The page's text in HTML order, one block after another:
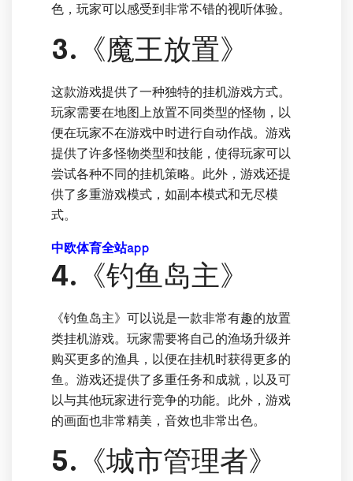
色，玩家可以感受到非常不错的视听体验。
3.《魔王放置》
这款游戏提供了一种独特的挂机游戏方式。
玩家需要在地图上放置不同类型的怪物，以
便在玩家不在游戏中时进行自动作战。游戏
提供了许多怪物类型和技能，使得玩家可以
尝试各种不同的挂机策略。此外，游戏还提
供了多重游戏模式，如副本模式和无尽模
式。
中欧体育全站app
4.《钓鱼岛主》
《钓鱼岛主》可以说是一款非常有趣的放置
类挂机游戏。玩家需要将自己的渔场升级并
购买更多的渔具，以便在挂机时获得更多的
鱼。游戏还提供了多重任务和成就，以及可
以与其他玩家进行竞争的功能。此外，游戏
的画面也非常精美，音效也非常出色。
5.《城市管理者》